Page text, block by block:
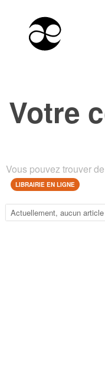
Votre
Vous pouvez trouver
LIBRAIRIE EN LIGNE
Actuellement, aucun